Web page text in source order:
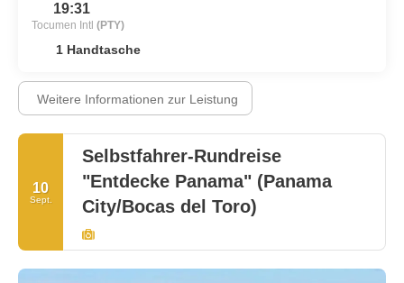
19:31
Tocumen Intl (PTY)
1 Handtasche
Weitere Informationen zur Leistung
10
Sept.
Selbstfahrer-Rundreise
"Entdecke Panama" (Panama
City/Bocas del Toro)